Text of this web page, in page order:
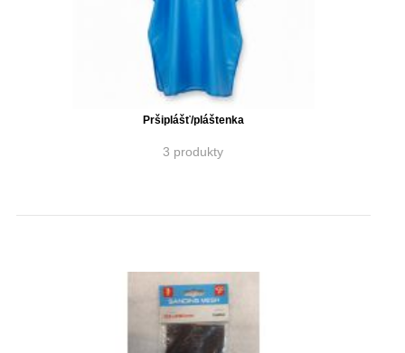
Pršiplášť/pláštenka
3 produkty